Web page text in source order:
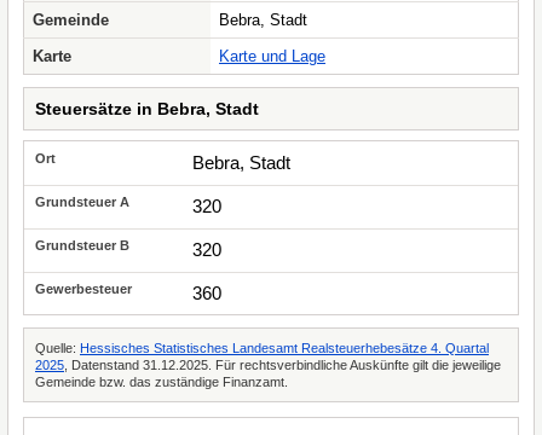
Gemeinde
Bebra, Stadt
Karte
Karte und Lage
Steuersätze in Bebra, Stadt
Bebra, Stadt
320
320
360
Quelle: Hessisches Statistisches Landesamt Realsteuerhebesätze 4. Quartal
2025 , Datenstand 31.12.2025. Für rechtsverbindliche Auskünfte gilt die jeweilige
Gemeinde bzw. das zuständige Finanzamt.